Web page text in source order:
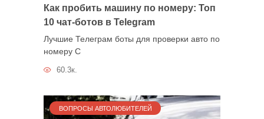
Как пробить машину по номеру: Топ
10 чат-ботов в Telegram
Лучшие Телеграм боты для проверки авто по
номеру С
60.3к.
ВОПРОСЫ АВТОЛЮБИТЕЛЕЙ